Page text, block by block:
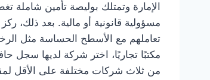
الإمارة وتمتلك بوليصة تأمين شاملة
مسؤولية قانونية أو مالية. بعد ذلك،
تعاملهم مع الأسطح الحساسة مثل
مكتبًا تجاريًا، اختر شركة لديها سجل
من ثلاث شركات مختلفة على الأقل